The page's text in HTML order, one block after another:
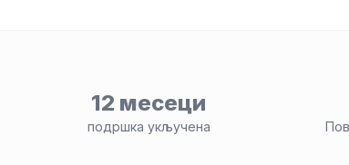
12 месеци
подршка укључена